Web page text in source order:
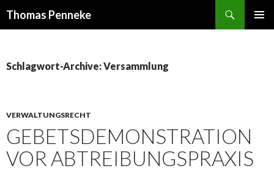
Thomas Penneke
Schlagwort-Archive: Versammlung
VERWALTUNGSRECHT
GEBETSDEMONSTRATION
VOR ABTREIBUNGSPRAXIS